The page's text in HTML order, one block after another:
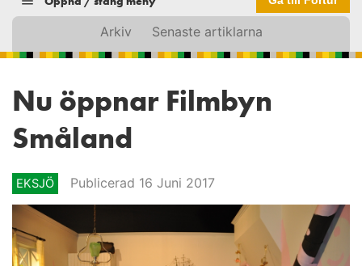
Arkiv Senaste artiklarna
Nu öppnar Filmbyn
Småland
EKSJÖ Publicerad 16 Juni 2017